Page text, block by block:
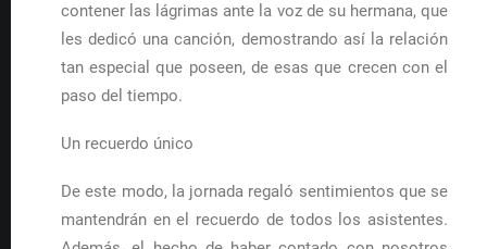
contener las lágrimas ante la voz de su hermana, que
les dedicó una canción, demostrando así la relación
tan especial que poseen, de esas que crecen con el
paso del tiempo.
Un recuerdo único
De este modo, la jornada regaló sentimientos que se
mantendrán en el recuerdo de todos los asistentes.